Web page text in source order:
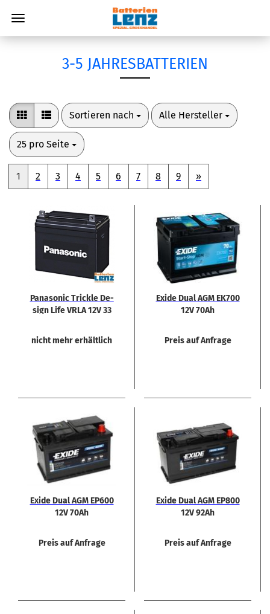
3-5 JAHRESBATTERIEN
Sortieren nach
Sortieren nach Alle Hersteller
pro Seite
25 pro Seite
pro Seite
1 2 3 4 5 6 7 8 9 »
Pa­na­so­nic Trick­le De­
sign Life VRLA 12V 33
nicht mehr erhältlich
Exide Dual AGM EK700
12V 70Ah
Preis auf Anfrage
Exide Dual AGM EP600
12V 70Ah
Preis auf Anfrage
Exide Dual AGM EP800
12V 92Ah
Preis auf Anfrage